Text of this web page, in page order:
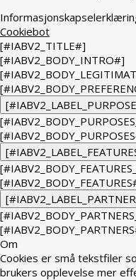
Cookiebot
[#IABV2_TITLE#]
[#IABV2_BODY_INTRO#]
Om
Cookies er små tekstfiler
brukers opplevelse mer